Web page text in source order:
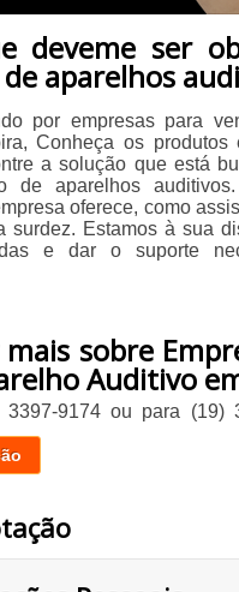
deveme ser
aparelhos
por empresas para
Conheça os produtos
a solução que está
de aparelhos
oferece, como
surdez. Estamos à sua
e dar o suporte
sobre
Auditivo
3397-9174ou para (19)